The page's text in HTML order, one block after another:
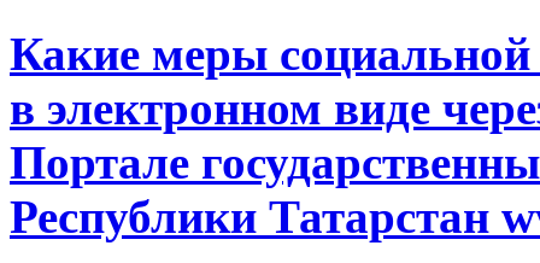
Какие меры
в электронном виде
Портале
Республики Татарстан